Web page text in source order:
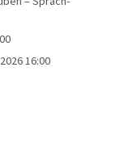
16:00